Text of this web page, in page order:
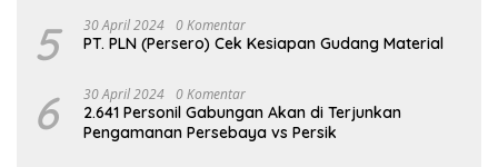
Keberhasilan Jatim
5 30 April 2024 0 Komentar
PT. PLN (Persero) Cek Kesiapan Gudang Material
6 30 April 2024 0 Komentar
2.641 Personil Gabungan Akan di Terjunkan
Pengamanan Persebaya vs Persik